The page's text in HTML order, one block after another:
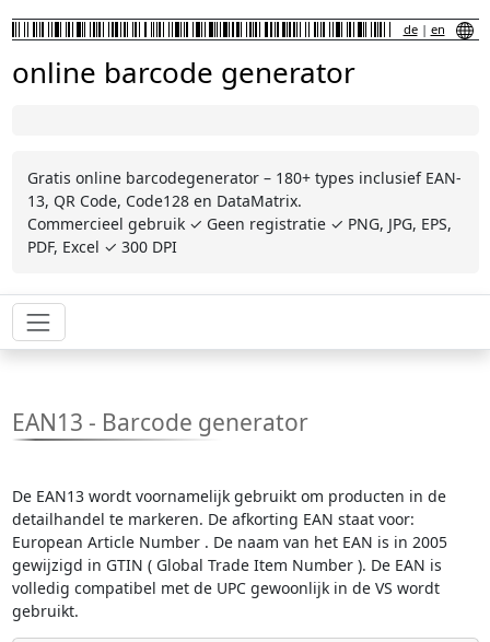
de| en
online barcode generator
Gratis online barcodegenerator – 180+ types inclusief EAN-
13, QR Code, Code128 en DataMatrix.
Commercieel gebruik ✓ Geen registratie ✓ PNG, JPG, EPS,
PDF, Excel ✓ 300 DPI
EAN13 - Barcode generator
De EAN13wordt voornamelijk gebruikt om producten in de
detailhandel te markeren. De afkorting EAN staat voor:
European Article Number. De naam van het EAN is in 2005
gewijzigd in GTIN ( Global Trade Item Number). De EAN is
volledig compatibel met de UPCgewoonlijk in de VS wordt
gebruikt.